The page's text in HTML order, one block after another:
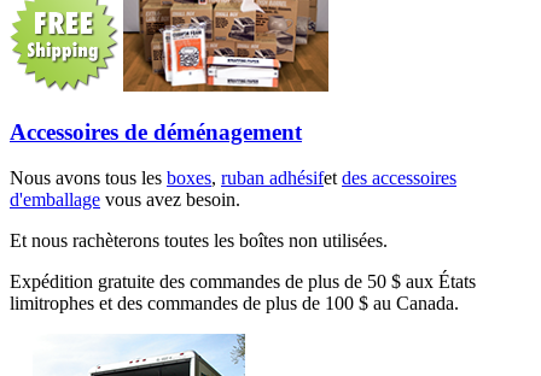
Accessoires de déménagement
Nous avons tous les boxes, ruban adhésifetdes accessoires
d'emballage vous avez besoin.
Et nous rachèterons toutes les boîtes non utilisées.
Expédition gratuite des commandes de plus de 50 $ aux États
limitrophes et des commandes de plus de 100 $ au Canada.